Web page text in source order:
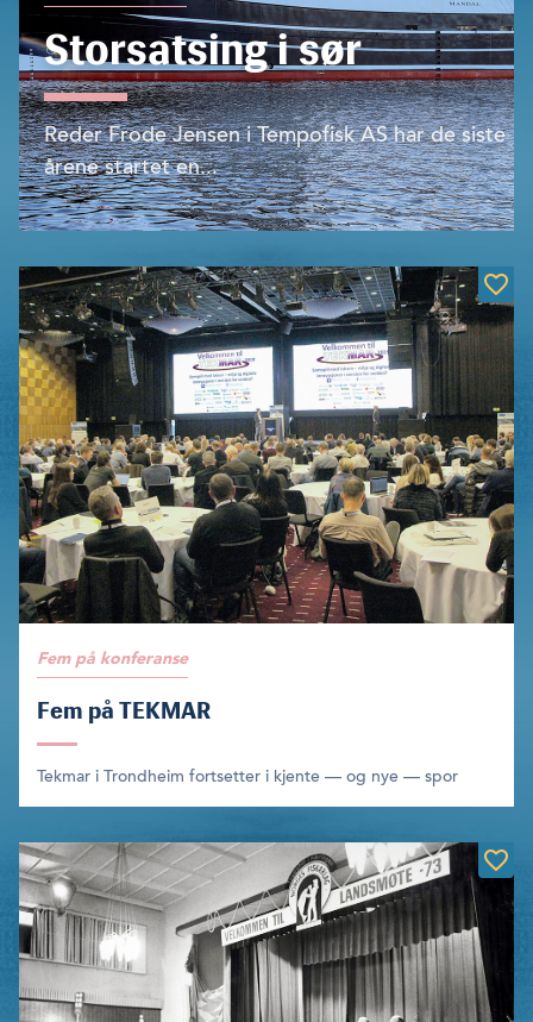
Storsatsing i sør
Reder Frode Jensen i Tempofisk AS har de siste
årene startet en...
Fem på konferanse
Fem på TEKMAR
Tekmar i Trondheim fortsetter i kjente — og nye — spor